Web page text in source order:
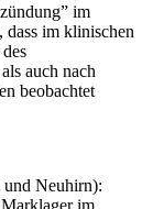
im
dass im klinischen
auch nach
beobachtet
und Neuhirn):
im